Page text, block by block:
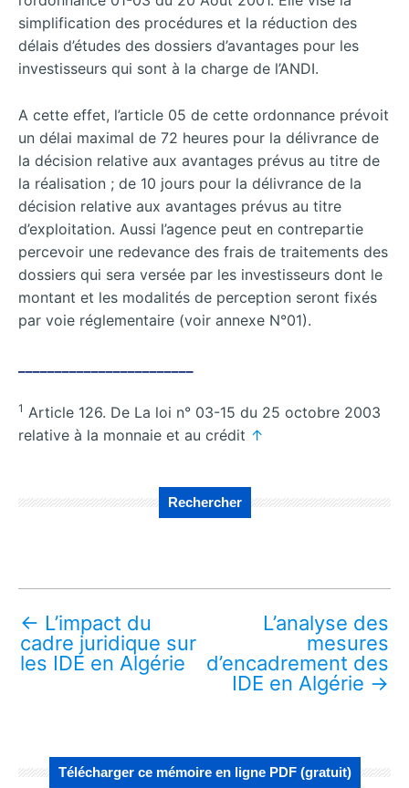
simplification des procédures et la réduction des
délais d’études des dossiers d’avantages pour les
investisseurs qui sont à la charge de l’ANDI.
A cette effet, l’article 05 de cette ordonnance prévoit
un délai maximal de 72 heures pour la délivrance de
la décision relative aux avantages prévus au titre de
la réalisation ; de 10 jours pour la délivrance de la
décision relative aux avantages prévus au titre
d’exploitation. Aussi l’agence peut en contrepartie
percevoir une redevance des frais de traitements des
dossiers qui sera versée par les investisseurs dont le
montant et les modalités de perception seront fixés
par voie réglementaire (voir annexe N°01).
1 Article 126. De La loi n° 03-15 du 25 octobre 2003
relative à la monnaie et au crédit ↑
Rechercher
← L’impact du
cadre juridique sur
les IDE en Algérie
L’analyse des
mesures
d’encadrement des
IDE en Algérie →
Télécharger ce mémoire en ligne PDF (gratuit)